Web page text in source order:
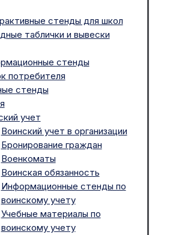
стенды для школ
таблички и вывески
стенды
потребителя
стенды
учет
Воинский учет в организации
Бронирование граждан
Военкоматы
Воинская обязанность
Информационные стенды по
воинскому учету
Учебные материалы по
воинскому учету